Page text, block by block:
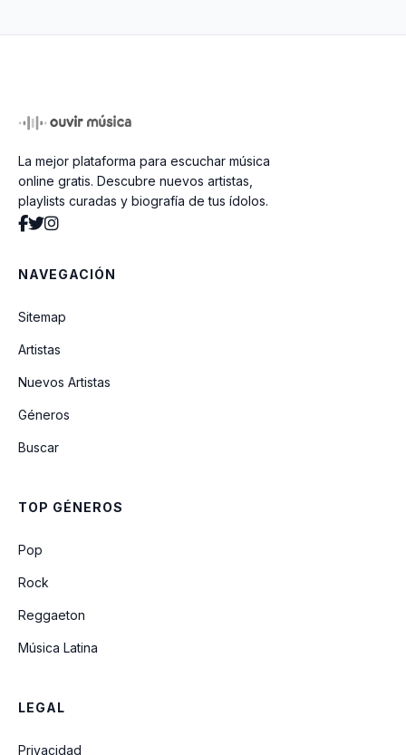
Por La Culpa De Una Rina
El Fastidio
La mejor plataforma para escuchar música
online gratis. Descubre nuevos artistas,
playlists curadas y biografía de tus ídolos.
NAVEGACIÓN
Sitemap
Artistas
Nuevos Artistas
Géneros
Buscar
TOP GÉNEROS
Pop
Rock
Reggaeton
Música Latina
LEGAL
Privacidad